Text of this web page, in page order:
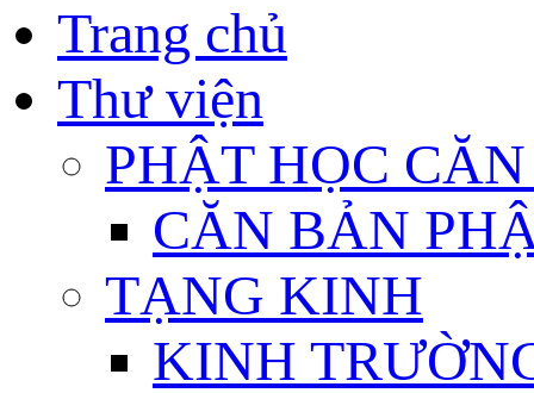
Trang chủ
Thư viện
PHẬT HỌC
CĂN BẢN
TẠNG KINH
KINH